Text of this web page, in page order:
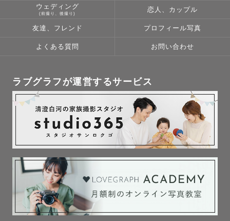
り、残せていないからこそ尊く、愛おしく感じたりしま
トクベツな日もなんでもない日も
一緒にゆっくり過ごしてみませんか？
💍 特別な日を...
隣で一緒に歩んでいく。そう誓った大切な節目をカタチ
に。
心落ち着く場所や生まれ育った故郷、あなたが残したい。
そう想う場所で、
想いやこだわりをたくさん詰め込んで夢あふれるひととき
をお手伝いします。
ウェディング
(前撮り、後撮り)
恋人、カップル
友達、フレンド プロフィール写真
よくある質問 お問い合わせ
ラブグラフが運営するサービス